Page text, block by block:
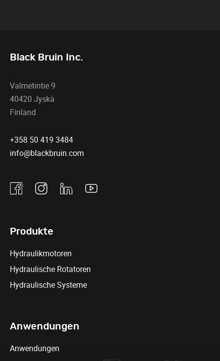
Black Bruin Inc.
Valmetintie 9
40420 Jyskä
Finland
+358 50 419 3484
info@blackbruin.com
FacebookInstagramLinkedinYoutube
Produkte
Hydraulikmotoren
Hydraulische Rotatoren
Hydraulische Systeme
Anwendungen
Anwendungen